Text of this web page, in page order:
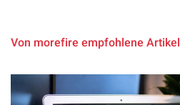
Von morefire empfohlene Artikel